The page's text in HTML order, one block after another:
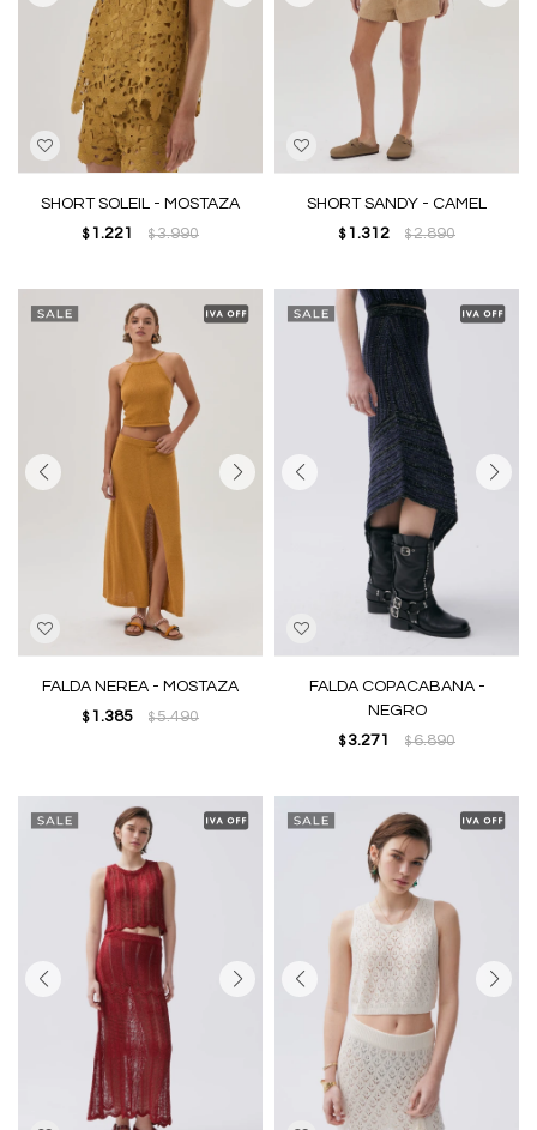
SHORT SOLEIL - MOSTAZA
$ 1.221 $3.990
SHORT SANDY - CAMEL
$ 1.312 $2.890
FALDA NEREA - MOSTAZA
$ 1.385 $5.490
FALDA COPACABANA -
NEGRO
$ 3.271 $6.890